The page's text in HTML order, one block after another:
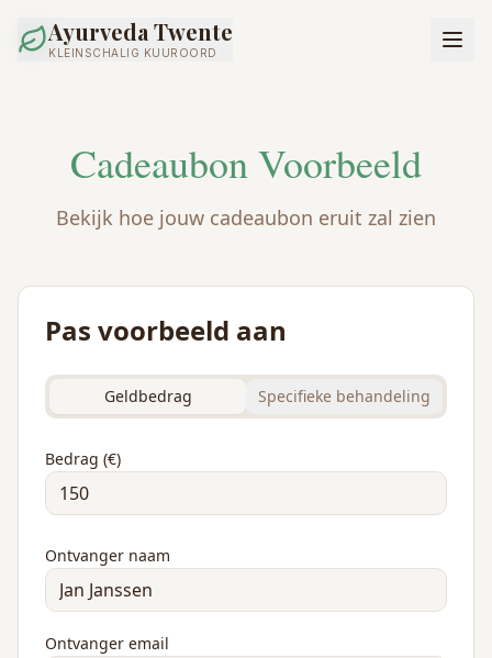
Ayurveda Twente
KLEINSCHALIG KUUROORD
Cadeaubon Voorbeeld
Bekijk hoe jouw cadeaubon eruit zal zien
Pas voorbeeld aan
Geldbedrag Specifieke behandeling
Bedrag (€)
Ontvanger naam
Ontvanger email